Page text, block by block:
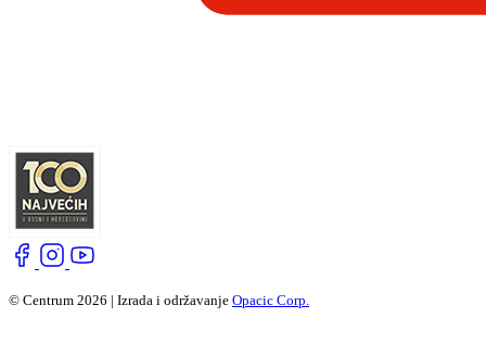
© Centrum 2026 | Izrada i održavanje Opacic Corp.